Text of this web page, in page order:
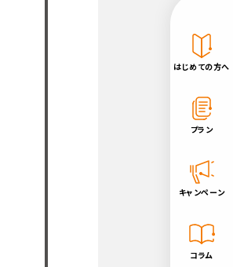
はじめての方へ
プラン
キャンペーン
コラム